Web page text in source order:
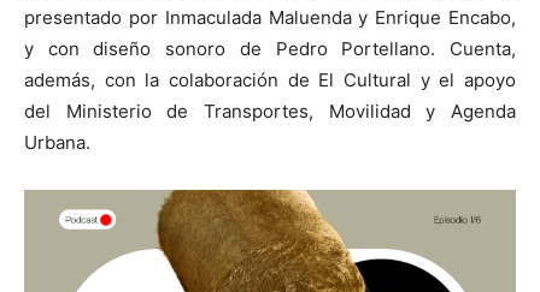
presentado por Inmaculada Maluenda y Enrique Encabo,
y con diseño sonoro de Pedro Portellano. Cuenta,
además, con la colaboración de El Cultural y el apoyo
del Ministerio de Transportes, Movilidad y Agenda
Urbana.